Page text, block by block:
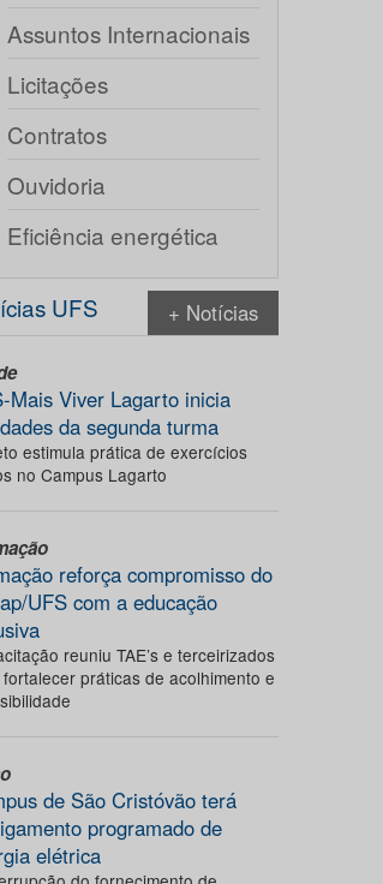
Assuntos Internacionais
Licitações
Contratos
Ouvidoria
Eficiência energética
UFS + Notícias
Mais Viver Lagarto inicia
da segunda turma
estimula prática de exercícios
no Campus Lagarto
reforça compromisso do
UFS com a educação
reuniu TAE’s e terceirizados
práticas de acolhimento e
de São Cristóvão terá
programado de
elétrica